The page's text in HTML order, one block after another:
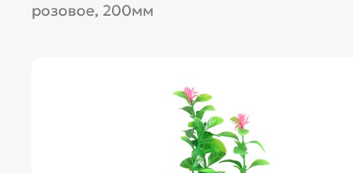
розовое, 200мм